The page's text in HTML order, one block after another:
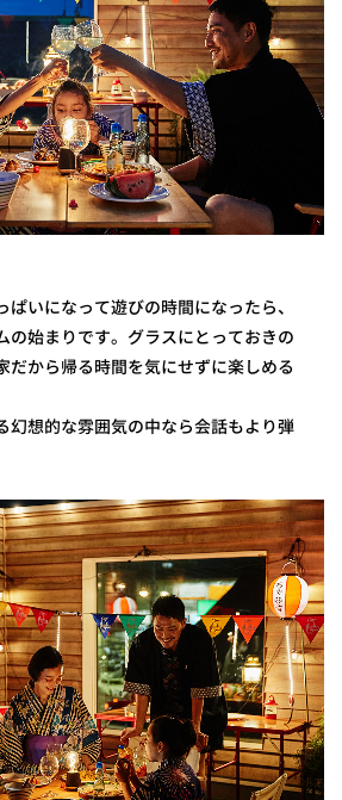
いになって遊びの時間になったら、
の始まりです。グラスにとっておきの
だから帰る時間を気にせずに楽しめる
幻想的な雰囲気の中なら会話もより弾